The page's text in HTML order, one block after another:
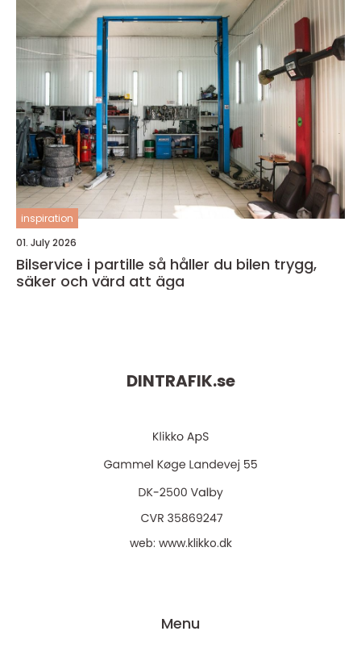
inspiration
01. July 2026
Bilservice i partille så håller du bilen trygg,
säker och värd att äga
DINTRAFIK.se
web: www.klikko.dk
Menu